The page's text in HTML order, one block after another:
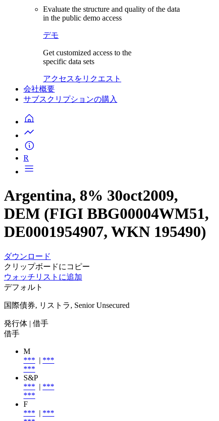
Evaluate the structure and quality of the data
in the public demo access
デモ
Get customized access to the
specific data sets
アクセスをリクエスト
会社概要
サブスクリプションの購入
R
Argentina, 8% 30oct2009,
DEM (FIGI BBG00004WM51,
DE0001954907, WKN 195490)
ダウンロード
クリップボードにコピー
ウォッチリストに追加
デフォルト
国際債券, リストラ, Senior Unsecured
発行体 | 借手
借手
M
*** | ***
***
S&P
*** | ***
***
F
*** | ***